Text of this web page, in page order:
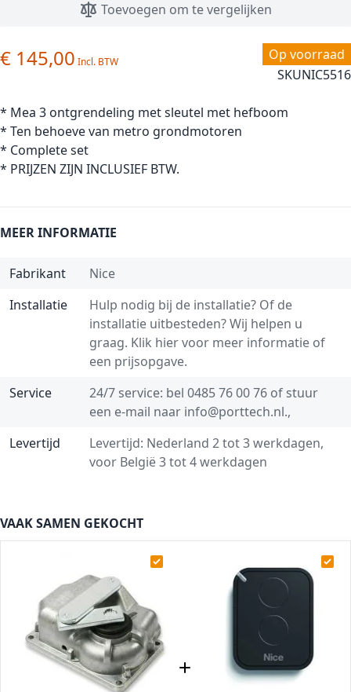
Toevoegen om te vergelijken
Op voorraad
SKUNIC5516
€ 145,00
* Mea 3 ontgrendeling met sleutel met hefboom
* Ten behoeve van metro grondmotoren
* Complete set
* PRIJZEN ZIJN INCLUSIEF BTW.
MEER INFORMATIE
Fabrikant
Nice
Installatie
Hulp nodig bij de installatie? Of de
installatie uitbesteden? Wij helpen u
graag. Klik hier voor meer informatie of
een prijsopgave.
Service
24/7 service: bel 0485 76 00 76 of stuur
een e-mail naar info@porttech.nl.,
Levertijd
Levertijd: Nederland 2 tot 3 werkdagen,
voor België 3 tot 4 werkdagen
VAAK SAMEN GEKOCHT